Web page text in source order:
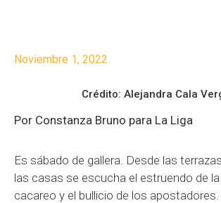
Noviembre 1, 2022
Crédito: Alejandra Cala
Por Constanza Bruno para La Liga
Es sábado de gallera. Desde las
las casas se escucha el estruendo de
cacareo y el bullicio de los